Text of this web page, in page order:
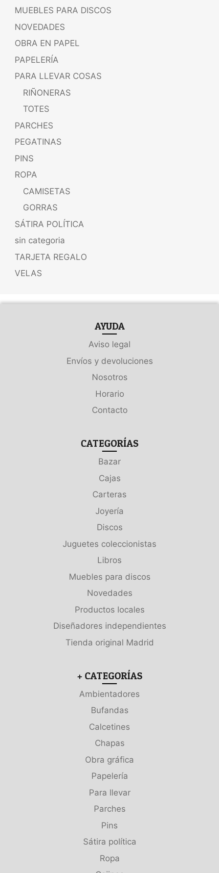
MUEBLES PARA DISCOS
NOVEDADES
OBRA EN PAPEL
PAPELERÍA
PARA LLEVAR COSAS
RIÑONERAS
TOTES
PARCHES
PEGATINAS
PINS
ROPA
CAMISETAS
GORRAS
SÁTIRA POLÍTICA
sin categoria
TARJETA REGALO
VELAS
AYUDA
Aviso legal
Envíos y devoluciones
Nosotros
Horario
Contacto
CATEGORÍAS
Bazar
Cajas
Carteras
Joyería
Discos
Juguetes coleccionistas
Libros
Muebles para discos
Novedades
Productos locales
Diseñadores independientes
Tienda original Madrid
+ CATEGORÍAS
Ambientadores
Bufandas
Calcetines
Chapas
Obra gráfica
Papelería
Para llevar
Parches
Pins
Sátira política
Ropa